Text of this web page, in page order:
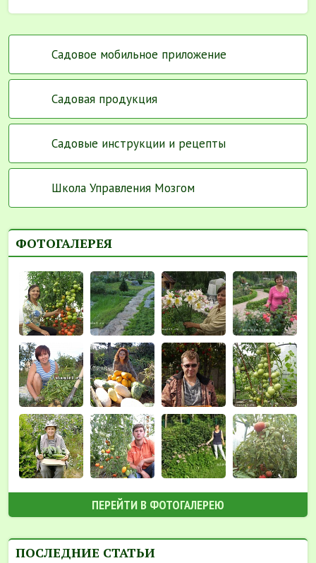
Садовое мобильное приложение
Садовая продукция
Садовые инструкции и рецепты
Школа Управления Мозгом
ФОТОГАЛЕРЕЯ
ПЕРЕЙТИ В ФОТОГАЛЕРЕЮ
ПОСЛЕДНИЕ СТАТЬИ